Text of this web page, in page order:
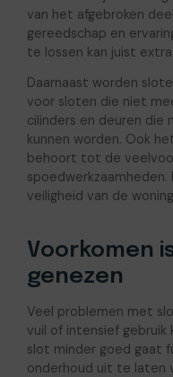
van het afgebroken
gereedschap en
te lossen kan juist
Daarnaast worden
voor sloten die niet
cilinders en deuren die
kunnen worden. Ook
behoort tot de
veiligheid van de
Voorkomen
genezen
Veel problemen met
vuil of intensief gebruik
slot minder goed gaat
onderhoud uit te laten